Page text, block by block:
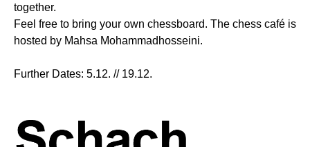
together.
Feel free to bring your own chessboard. The chess café is
hosted by Mahsa Mohammadhosseini.
Further Dates: 5.12. // 19.12.